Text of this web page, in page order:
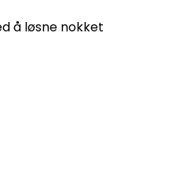
å løsne nokket